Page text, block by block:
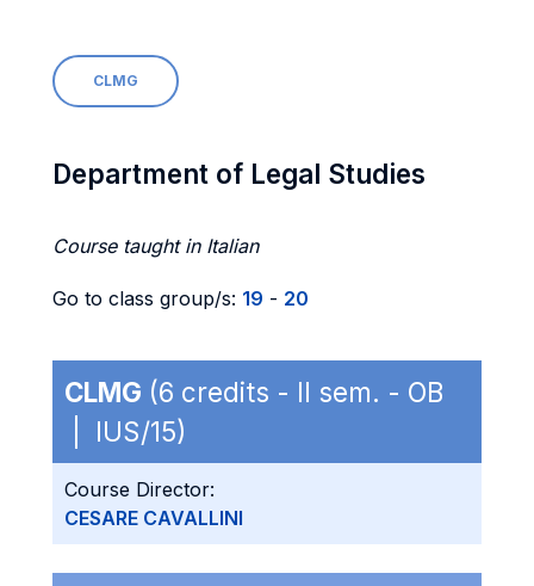
CLMG
Department of Legal Studies
Course taught in Italian
Go to class group/s: 19 - 20
CLMG (6 credits - II sem. - OB
| IUS/15)
Course Director:
CESARE CAVALLINI